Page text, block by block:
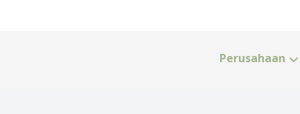
Perusahaan